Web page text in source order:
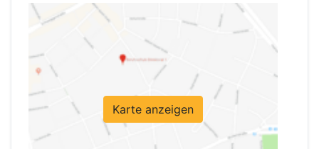
Karte anzeigen